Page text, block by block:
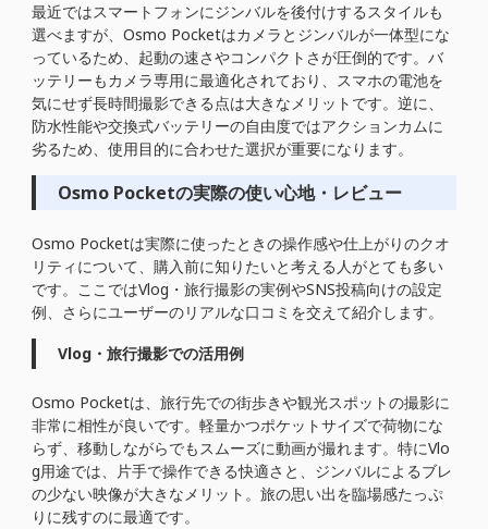
最近ではスマートフォンにジンバルを後付けするスタイルも
選べますが、Osmo Pocketはカメラとジンバルが一体型にな
っているため、起動の速さやコンパクトさが圧倒的です。バ
ッテリーもカメラ専用に最適化されており、スマホの電池を
気にせず長時間撮影できる点は大きなメリットです。逆に、
防水性能や交換式バッテリーの自由度ではアクションカムに
劣るため、使用目的に合わせた選択が重要になります。
Osmo Pocketの実際の使い心地・レビュー
Osmo Pocketは実際に使ったときの操作感や仕上がりのクオ
リティについて、購入前に知りたいと考える人がとても多い
です。ここではVlog・旅行撮影の実例やSNS投稿向けの設定
例、さらにユーザーのリアルな口コミを交えて紹介します。
Vlog・旅行撮影での活用例
Osmo Pocketは、旅行先での街歩きや観光スポットの撮影に
非常に相性が良いです。軽量かつポケットサイズで荷物にな
らず、移動しながらでもスムーズに動画が撮れます。特にVlo
g用途では、片手で操作できる快適さと、ジンバルによるブレ
の少ない映像が大きなメリット。旅の思い出を臨場感たっぷ
りに残すのに最適です。